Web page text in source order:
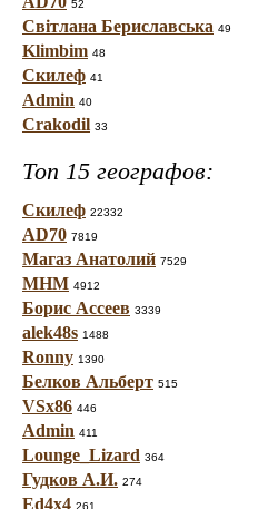
52
Світлана Бериславська 49
Klimbim 48
Скилеф 41
Admin 40
Crakodil 33
Топ 15 географов:
Скилеф 22332
AD70 7819
Магаз Анатолий 7529
МНМ 4912
Борис Ассеев 3339
alek48s 1488
Ronny 1390
Белков Альберт 515
VSx86 446
Admin 411
Lounge_Lizard 364
Гудков А.И. 274
Ed4x4 261